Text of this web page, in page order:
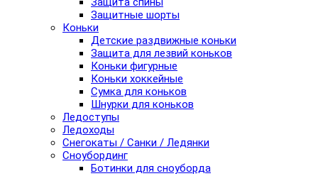
Защитные шорты
Коньки
Детские раздвижные коньки
Защита для лезвий коньков
Коньки фигурные
Коньки хоккейные
Сумка для коньков
Шнурки для коньков
Ледоступы
Ледоходы
Снегокаты / Санки / Ледянки
Сноубординг
Ботинки для сноуборда